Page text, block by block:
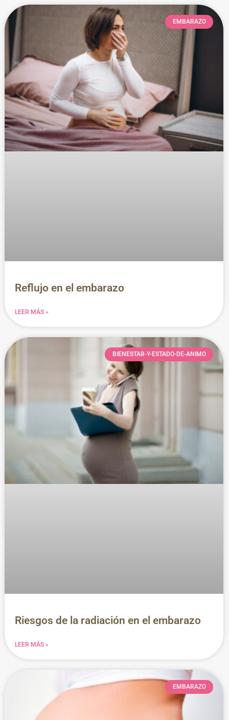
EMBARAZO
Reflujo en el embarazo
LEER MÁS »
BIENESTAR-Y-ESTADO-DE-ANIMO
Riesgos de la radiación en el embarazo
LEER MÁS »
EMBARAZO